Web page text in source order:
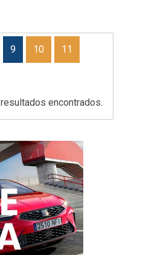
9 10 11
resultados encontrados.